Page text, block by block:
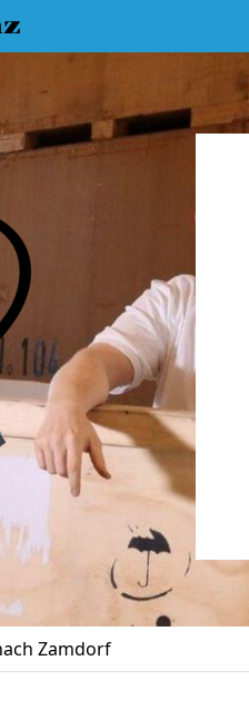
Zamdorf